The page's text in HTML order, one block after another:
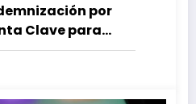
por
Clave para
Laborales